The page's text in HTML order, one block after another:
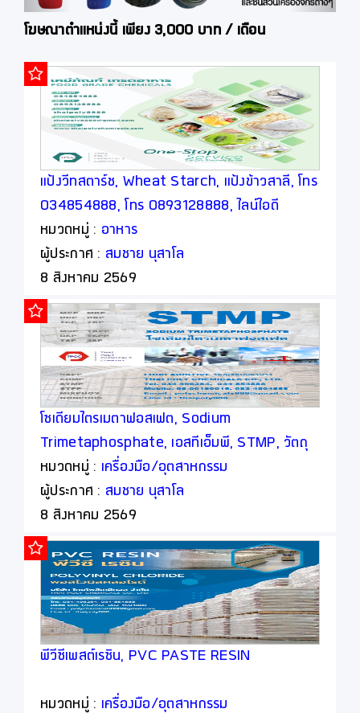
โฆษณาตำแหน่งนี้ เพียง 3,000 บาท / เดือน
แป้งวีทสตาร์ช, Wheat Starch, แป้งข้าวสาลี, โทร
034854888, โทร 0893128888, ไลน์ไอดี
thaipoly8888
หมวดหมู่ : อาหาร
ผู้ประกาศ : สมชาย นุสาโล
8 สิงหาคม 2569
โซเดียมไตรเมตาฟอสเฟต, Sodium
Trimetaphosphate, เอสทีเอ็มพี, STMP, วัตถุ
เจือปนอาหาร, Food Additive
หมวดหมู่ : เครื่องมือ/อุตสาหกรรม
ผู้ประกาศ : สมชาย นุสาโล
8 สิงหาคม 2569
พีวีซีเพสต์เรซิน, PVC PASTE RESIN
หมวดหมู่ : เครื่องมือ/อุตสาหกรรม